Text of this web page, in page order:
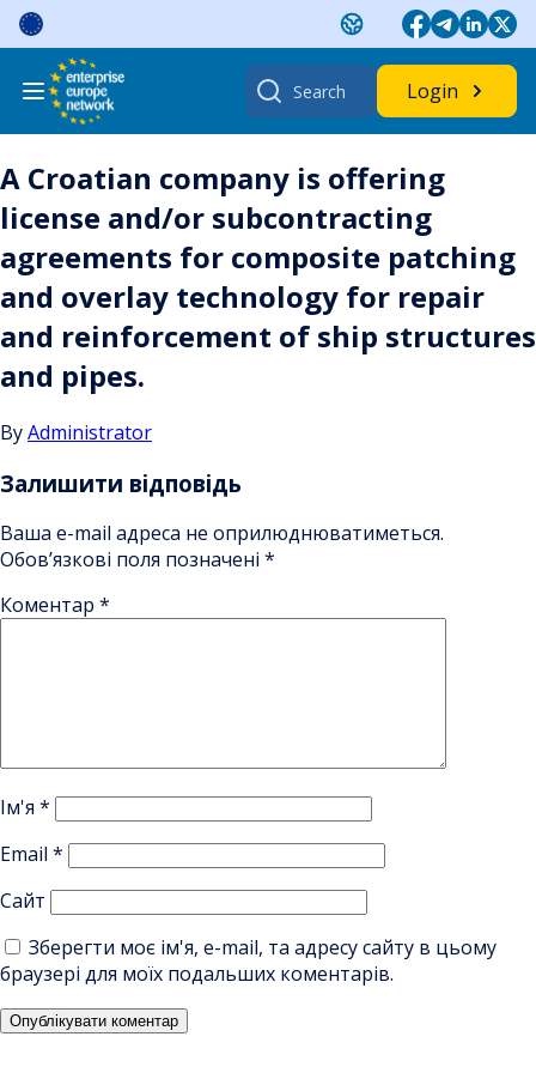
Skip
content
Search
for:
Login
A Croatian company is offering
license and/or subcontracting
agreements for composite patching
and overlay technology for repair
and reinforcement of ship structures
and pipes.
ByAdministrator
Залишити відповідь
Ваша e-mail адреса не оприлюднюватиметься.
Обов’язкові поля позначені *
Коментар *
Ім'я *
Email *
Сайт
Зберегти моє ім'я, e-mail, та адресу сайту в цьому
браузері для моїх подальших коментарів.